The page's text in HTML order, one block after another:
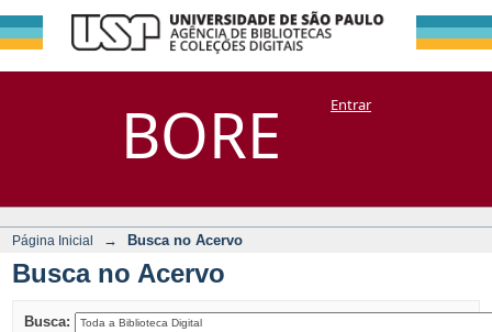
BORE
Busca no Acervo
DSpace/Manakin + CoriscoEntrar
Página Inicial → Busca no Acervo
Busca no Acervo
Busca: